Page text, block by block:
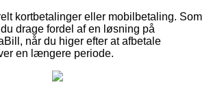
kortbetalinger eller mobilbetaling. Som
drage fordel af en løsning på
når du higer efter at afbetale
en længere periode.